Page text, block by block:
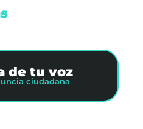
de tu voz
ciudadana